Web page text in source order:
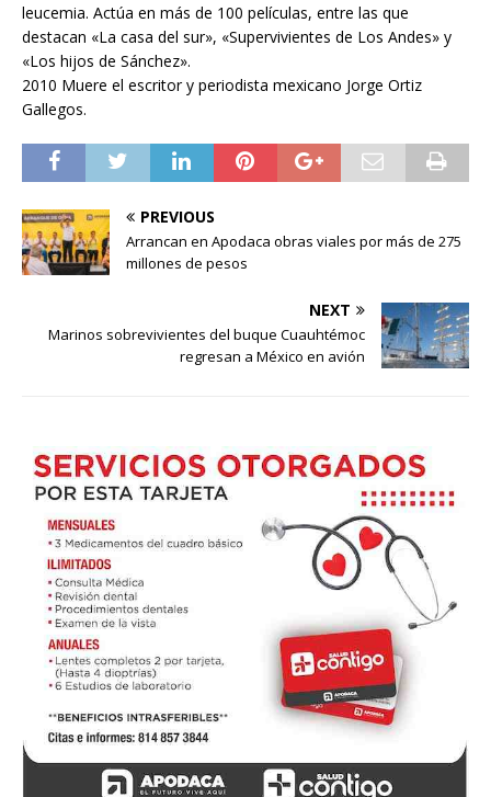
leucemia. Actúa en más de 100 películas, entre las que
destacan «La casa del sur», «Supervivientes de Los Andes» y
«Los hijos de Sánchez».
2010 Muere el escritor y periodista mexicano Jorge Ortiz
Gallegos.
PREVIOUS
Arrancan en Apodaca obras viales por más de 275
millones de pesos
NEXT
Marinos sobrevivientes del buque Cuauhtémoc
regresan a México en avión